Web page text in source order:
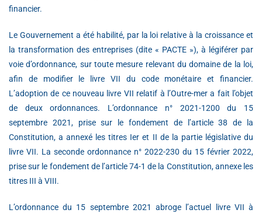
financier.
Le Gouvernement a été habilité, par la loi relative à la croissance et
la transformation des entreprises (dite « PACTE »), à légiférer par
voie d’ordonnance, sur toute mesure relevant du domaine de la loi,
afin de modifier le livre VII du code monétaire et financier.
L’adoption de ce nouveau livre VII relatif à l’Outre-mer a fait l’objet
de deux ordonnances. L’ordonnance n° 2021-1200 du 15
septembre 2021, prise sur le fondement de l’article 38 de la
Constitution, a annexé les titres Ier et II de la partie législative du
livre VII. La seconde ordonnance n° 2022-230 du 15 février 2022,
prise sur le fondement de l’article 74-1 de la Constitution, annexe les
titres III à VIII.
L’ordonnance du 15 septembre 2021 abroge l’actuel livre VII à